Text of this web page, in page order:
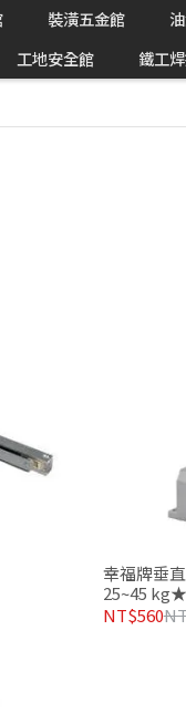
裝潢五金館
工地安全館 鐵工
幸福牌垂
25~45
金製造品質
NT$560